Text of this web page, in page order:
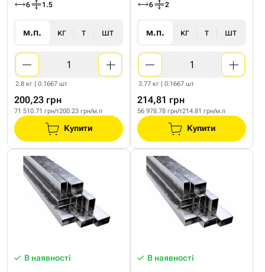
6 1.5
м.п. кг т шт
2.8 кг | 0.1667 шт
200,23 грн
71 510.71 грн/т200.23 грн/м.п
Купити
6 2
м.п. кг т шт
3.77 кг | 0.1667 шт
214,81 грн
56 978.78 грн/т214.81 грн/м.п
Купити
В наявності В наявності